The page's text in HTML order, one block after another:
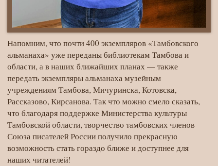
Напомним, что почти 400 экземпляров «Тамбовского
альманаха» уже переданы библиотекам Тамбова и
области, а в наших ближайших планах — также
передать экземпляры альманаха музейным
учреждениям Тамбова, Мичуринска, Котовска,
Рассказово, Кирсанова. Так что можно смело сказать,
что благодаря поддержке Министерства культуры
Тамбовской области, творчество тамбовских членов
Союза писателей России получило прекрасную
возможность стать гораздо ближе и доступнее для
наших читателей!